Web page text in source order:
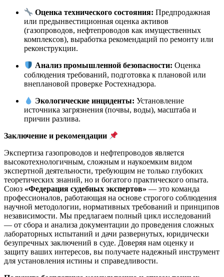
Оценка технического состояния: Предпродажная
или предынвестиционная оценка активов
(газопроводов, нефтепроводов как имущественных
комплексов), выработка рекомендаций по ремонту или
реконструкции.
Анализ промышленной безопасности: Оценка
соблюдения требований, подготовка к плановой или
внеплановой проверке Ростехнадзора.
Экологические инциденты: Установление
источника загрязнения (почвы, воды), масштаба и
причин разлива.
Заключение и рекомендации
Экспертиза газопроводов и нефтепроводов является
высокотехнологичным, сложным и наукоемким видом
экспертной деятельности, требующим не только глубоких
теоретических знаний, но и богатого практического опыта.
Союз «Федерация судебных экспертов» — это команда
профессионалов, работающая на основе строгого соблюдения
научной методологии, нормативных требований и принципов
независимости. Мы предлагаем полный цикл исследований
— от сбора и анализа документации до проведения сложных
лабораторных испытаний и дачи развернутых, юридически
безупречных заключений в суде. Доверяя нам оценку и
защиту ваших интересов, вы получаете надежный инструмент
для установления истины и справедливости.